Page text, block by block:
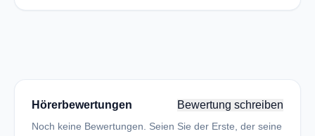
Hörerbewertungen Bewertung schreiben
Noch keine Bewertungen. Seien Sie der Erste, der seine